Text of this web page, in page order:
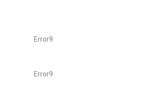
Error9
Error9